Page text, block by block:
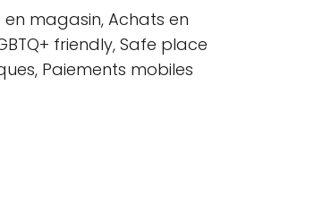
magasin, Achats en
friendly, Safe place
Paiements mobiles